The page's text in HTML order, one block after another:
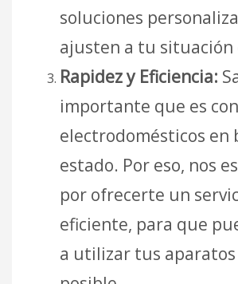
soluciones
ajusten a tu situación
Rapidez y Eficiencia:
importante que es
electrodomésticos en
estado. Por eso, nos
por ofrecerte un
eficiente, para que
a utilizar tus